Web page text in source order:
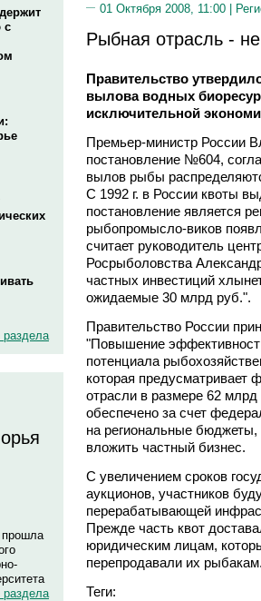
с
раздела
прошла
раздела
01 Октября 2008, 11:00 |
Рыбная отрасль -
Правительство
вылова водных
исключительной
Премьер-министр России
постановление №604,
вылов рыбы
С 1992 г. в России квоты
постановление является
рыбопромысло-виков
считает руководитель
Росрыболовства
частных инвестиций
ожидаемые 30 млрд руб.".
Правительство России
"Повышение
потенциала
которая предусматривает
отрасли в размере 62
обеспечено за счет
на региональные
вложить частный бизнес.
С увеличением сроков
аукционов, участников
перерабатывающей
Прежде часть квот
юридическим лицам,
перепродавали их
Теги: